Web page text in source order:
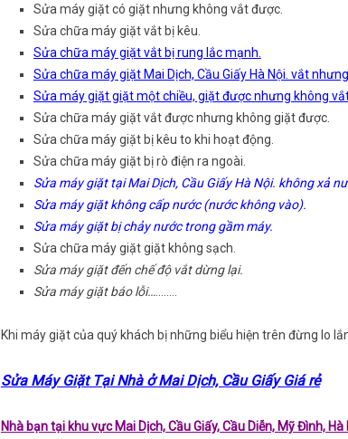
Sửa máy giặt có giặt nhưng không vắt được.
Sửa chữa máy giặt vắt bị kêu.
Sửa chữa máy giặt vắt bị rung lắc mạnh.
Sửa chữa máy giặt Mai Dịch, Cầu Giấy Hà Nội. vắt
Sửa máy giặt giặt một chiều, giặt được nhưng không
Sửa chữa máy giặt vắt được nhưng không giặt được.
Sửa chữa máy giặt bị kêu to khi hoạt động.
Sửa chữa máy giặt bị rò điện ra ngoài.
Sửa máy giặt tại Mai Dịch, Cầu Giấy Hà Nội. không xả
Sửa máy giặt không cấp nước (nước không vào).
Sửa máy giặt bị chảy nước trong gầm máy.
Sửa chữa máy giặt giặt không sạch.
Sửa máy giặt đến chế độ vắt dừng lại.
Sửa máy giặt báo lỗi………..
Khi máy giặt của quý khách bị những biểu hiện trên đừng lo
Sửa Máy Giặt Tại Nhà ở Mai Dịch, Cầu Giấy Giá rẻ
Nhà bạn tại khu vực Mai Dịch, Cầu Giấy, Cầu Diễn, Mỹ Đình, Hà